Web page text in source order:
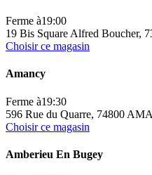
Ferme à19:00
19 Bis Square Alfred Boucher,
Choisir ce magasin
Amancy
Ferme à19:30
596 Rue du Quarre, 74800
Choisir ce magasin
Amberieu En Bugey